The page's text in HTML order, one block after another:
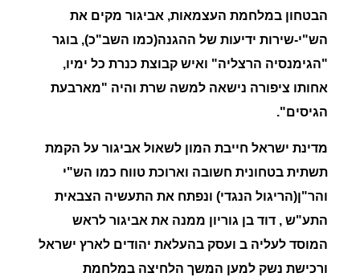
הבטחון במלחמת העצמאות, אביגור מקים את
הש"י-שירות ידיעות של ההגנה(כמו השב"כ), בוגר
"הגימנסיה הרצליה" ואיש קבוצת כנרת כל ימיו,
אחותו ציפורה נישאה למשה שרת והיה "מארבעת
הגיסים".
מדינת ישראל חייבת המון לשאול אביגור על הקמת
תשתית בטחונית חשובה וארוכת טווח כמו הש"י
והר"ן(הריגול הנגדי) ונפתח את התעשיה הצבאית
התע"ש , דוד בן גוריון ממנה את אביגור לראש
המוסד לעליה ב ועסק בהעלאת יהודים לארץ ישראל
ורכישת נשק למען המשך הלחיצה במלחמת